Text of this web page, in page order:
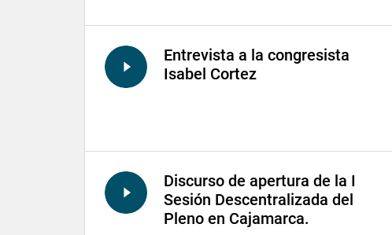
Entrevista a la congresista
Isabel Cortez
Discurso de apertura de la I
Sesión Descentralizada del
Pleno en Cajamarca.